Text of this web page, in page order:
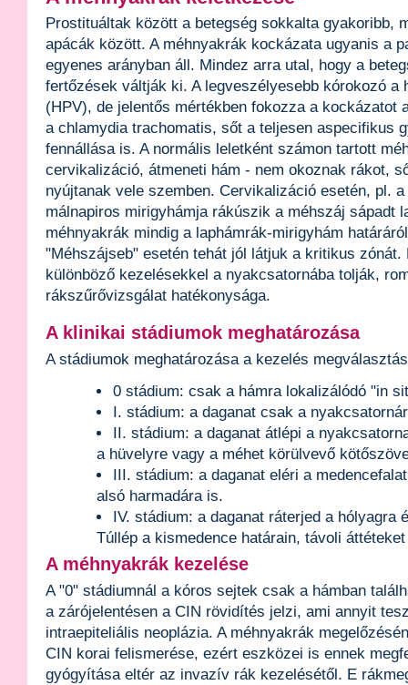
Prostituáltak között a betegség sokkalta gyakoribb,
apácák között. A méhnyakrák kockázata ugyanis a
egyenes arányban áll. Mindez arra utal, hogy a
fertőzések váltják ki. A legveszélyesebb kórokozó a
(HPV), de jelentős mértékben fokozza a kockázatot
a chlamydia trachomatis, sőt a teljesen aspecifikus
fennállása is. A normális leletként számon tartott
cervikalizáció, átmeneti hám - nem okoznak rákot,
nyújtanak vele szemben. Cervikalizáció esetén, pl.
málnapiros mirigyhámja rákúszik a méhszáj sápadt
méhnyakrák mindig a laphámrák-mirigyhám
"Méhszájseb" esetén tehát jól látjuk a kritikus
különböző kezelésekkel a nyakcsatornába tolják,
rákszűrővizsgálat hatékonysága.
A klinikai stádiumok meghatározása
A stádiumok meghatározása a kezelés
0 stádium: csak a hámra lokalizálódó "in
I. stádium: a daganat csak a
II. stádium: a daganat átlépi a
a hüvelyre vagy a méhet körülvevő
III. stádium: a daganat eléri a
alsó harmadára is.
IV. stádium: a daganat ráterjed a hólyagra
Túllép a kismedence határain, távoli
A méhnyakrák kezelése
A "0" stádiumnál a kóros sejtek csak a hámban
a zárójelentésen a CIN rövidítés jelzi, ami annyit
intraepiteliális neoplázia. A méhnyakrák
CIN korai felismerése, ezért eszközei is ennek
gyógyítása eltér az invazív rák kezelésétől. E